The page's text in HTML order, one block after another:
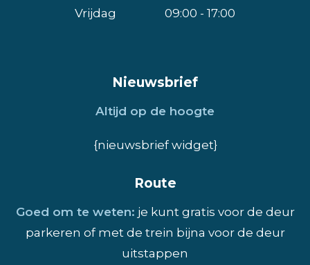
Vrijdag
09:00 - 17:00
Nieuwsbrief
Altijd op de hoogte
{nieuwsbrief widget}
Route
Goed om te weten: je kunt gratis voor de deur
parkeren of met de trein bijna voor de deur
uitstappen